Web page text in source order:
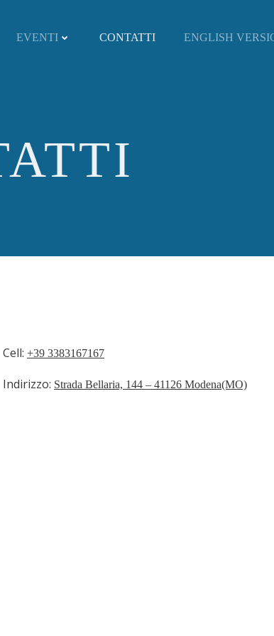
EVENTI CONTATTI ENGLISH
Cell: +39 3383167167
Indirizzo: Strada Bellaria, 144 – 41126 Modena(MO)